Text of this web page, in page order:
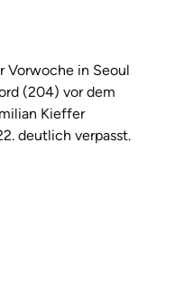
Vorwoche in Seoul
(204) vor dem
Kieffer
deutlich verpasst.